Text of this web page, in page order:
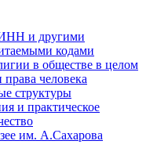
и другими
кодами
в обществе в целом
права человека
структуры
и практическое
им. А.Сахарова